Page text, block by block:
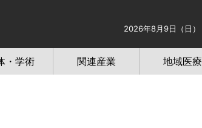
2026年8月9日（日）
・学術 関連産業 地域医療